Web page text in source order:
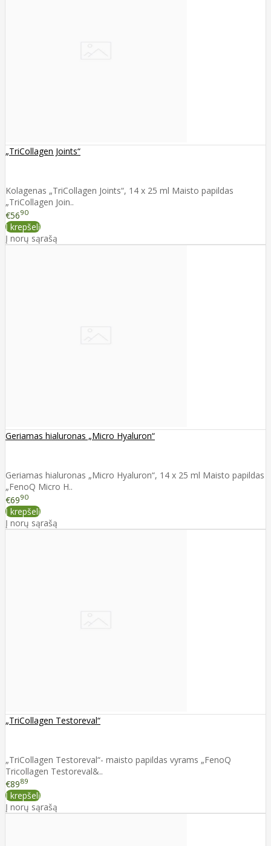
„TriCollagen Joints“
Kolagenas „TriCollagen Joints“, 14 x 25 ml Maisto papildas
„TriCollagen Join..
€5690
Į krepšelį
Į norų sąrašą
Geriamas hialuronas „Micro Hyaluron“
Geriamas hialuronas „Micro Hyaluron“, 14 x 25 ml Maisto papildas
„FenoQ Micro H..
€6990
Į krepšelį
Į norų sąrašą
„TriCollagen Testoreval“
„TriCollagen Testoreval“- maisto papildas vyrams „FenoQ
Tricollagen Testoreval&..
€8989
Į krepšelį
Į norų sąrašą